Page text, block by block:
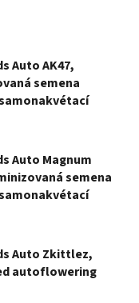
Auto AK47,
semena
Auto Magnum
semena
Auto Zkittlez,
autoflowering